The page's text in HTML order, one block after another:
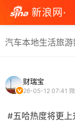
新浪网·
汽车本地生活旅游
财瑞宝
26-05-12 07:41
#五哈热度将更